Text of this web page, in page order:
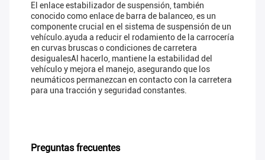
El enlace estabilizador de suspensión, también
conocido como enlace de barra de balanceo, es un
componente crucial en el sistema de suspensión de un
vehículo.ayuda a reducir el rodamiento de la carrocería
en curvas bruscas o condiciones de carretera
desigualesAl hacerlo, mantiene la estabilidad del
vehículo y mejora el manejo, asegurando que los
neumáticos permanezcan en contacto con la carretera
para una tracción y seguridad constantes.
Preguntas frecuentes